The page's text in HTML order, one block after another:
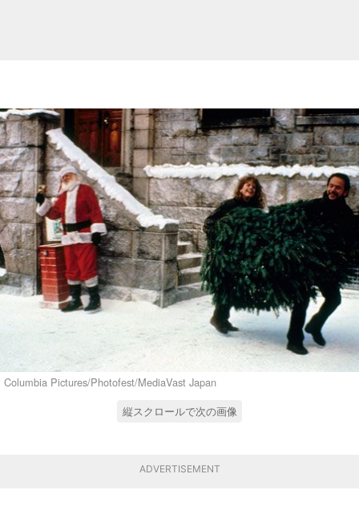
Columbia Pictures/Photofest/MediaVast Japan
縦スクロールで次の画像
ADVERTISEMENT